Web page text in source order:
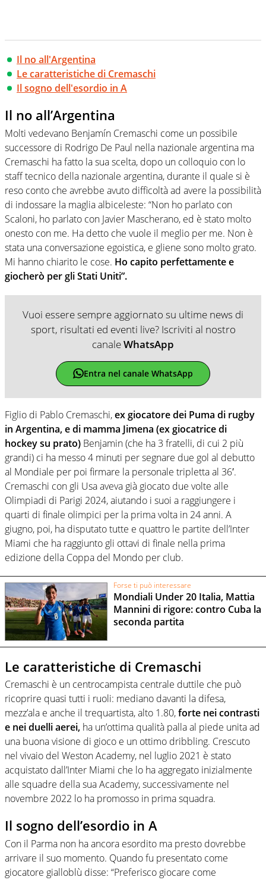
Il no all'Argentina
Le caratteristiche di Cremaschi
Il sogno dell'esordio in A
Il no all’Argentina
Molti vedevano Benjamín Cremaschi come un possibile
successore di Rodrigo De Paul nella nazionale argentina ma
Cremaschi ha fatto la sua scelta, dopo un colloquio con lo
staff tecnico della nazionale argentina, durante il quale si è
reso conto che avrebbe avuto difficoltà ad avere la possibilità
di indossare la maglia albiceleste: “Non ho parlato con
Scaloni, ho parlato con Javier Mascherano, ed è stato molto
onesto con me. Ha detto che vuole il meglio per me. Non è
stata una conversazione egoistica, e gliene sono molto grato.
Mi hanno chiarito le cose. Ho capito perfettamente e
giocherò per gli Stati Uniti”.
Vuoi essere sempre aggiornato su ultime news di
sport, risultati ed eventi live? Iscriviti al nostro
canaleWhatsApp
Entra nel canale WhatsApp
Figlio di Pablo Cremaschi,ex giocatore dei Puma di rugby
in Argentina, e di mamma Jimena (ex giocatrice di
hockey su prato) Benjamin (che ha 3 fratelli, di cui 2 più
grandi) ci ha messo 4 minuti per segnare due gol al debutto
al Mondiale per poi firmare la personale tripletta al 36′.
Cremaschi con gli Usa aveva già giocato due volte alle
Olimpiadi di Parigi 2024, aiutando i suoi a raggiungere i
quarti di finale olimpici per la prima volta in 24 anni. A
giugno, poi, ha disputato tutte e quattro le partite dell’Inter
Miami che ha raggiunto gli ottavi di finale nella prima
edizione della Coppa del Mondo per club.
Forse ti può interessare
Mondiali Under 20 Italia, Mattia
Mannini di rigore: contro Cuba la
seconda partita
Le caratteristiche di Cremaschi
Cremaschi è un centrocampista centrale duttile che può
ricoprire quasi tutti i ruoli: mediano davanti la difesa,
mezz’ala e anche il trequartista, alto 1.80,forte nei contrasti
e nei duelli aerei, ha un’ottima qualità palla al piede unita ad
una buona visione di gioco e un ottimo dribbling. Crescuto
nel vivaio del Weston Academy, nel luglio 2021 è stato
acquistato dall’Inter Miami che lo ha aggregato inizialmente
alle squadre della sua Academy, successivamente nel
novembre 2022 lo ha promosso in prima squadra.
Il sogno dell’esordio in A
Con il Parma non ha ancora esordito ma presto dovrebbe
arrivare il suo momento. Quando fu presentato come
giocatore gialloblù disse: “Preferisco giocare come